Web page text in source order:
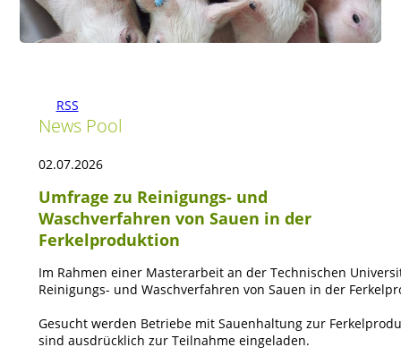
RSS
News Pool
02.07.2026
Umfrage zu Reinigungs- und
Waschverfahren von Sauen in der
Ferkelproduktion
Im Rahmen einer Masterarbeit an der Technischen
Reinigungs- und Waschverfahren von Sauen in der
Gesucht werden Betriebe mit Sauenhaltung zur
sind ausdrücklich zur Teilnahme eingeladen.